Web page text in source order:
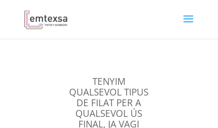
TENYIM
QUALSEVOL TIPUS
DE FILAT PER A
QUALSEVOL ÚS
FINAL, JA VAGI